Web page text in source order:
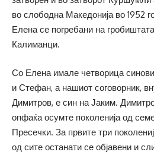
во слободна Македонија во 1952
Елена се погребани на
Калиманци.
Со Елена имале четворица
и Стефан, а нашиот соговорник,
Димитров, е син на Јаким.
опфаќа осумте поколенија од
Пресечки. За првите три
од сите останати се објавени и